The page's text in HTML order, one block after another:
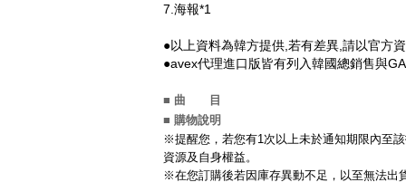
7.海報*1
●以上資料為韓方提供,若有差異,請以官方
●avex代理進口版皆有列入韓國總銷售與
■ 曲 目
■ 購物說明
※提醒您，若您有1次以上未於通知期限內至
資源及自身權益。
※在您訂購後若因庫存異動不足，以至無法出